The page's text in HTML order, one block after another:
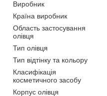
Виробник
Країна виробник
Область застосування
олівця
Тип олівця
Тип відтінку та кольору
Класифікація
косметичного засобу
Корпус олівця